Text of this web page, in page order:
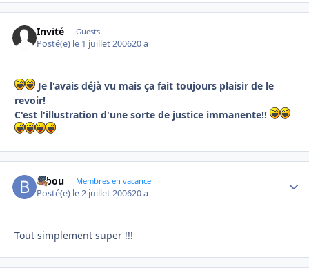
Invité Guests
Posté(e) le 1 juillet 200620 a
Je l'avais déjà vu mais ça fait toujours plaisir de le
revoir!
C'est l'illustration d'une sorte de justice immanente!!
bibou Membres en vacance
Posté(e) le 2 juillet 200620 a
Tout simplement super !!!